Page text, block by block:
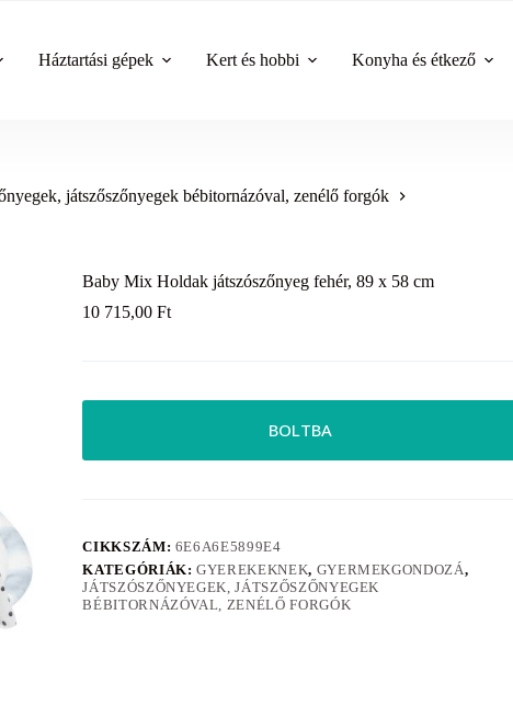
Háztartási gépek Kert és hobbi Konyha és étkező
játszőszőnyegek bébitornázóval, zenélő forgók
Baby Mix Holdak játszószőnyeg fehér, 89 x 58 cm
10 715,00Ft
BOLTBA
CIKKSZÁM: 6E6A6E5899E4
KATEGÓRIÁK:GYEREKEKNEK, GYERMEKGONDOZÁ,
JÁTSZÓSZŐNYEGEK, JÁTSZŐSZŐNYEGEK
BÉBITORNÁZÓVAL, ZENÉLŐ FORGÓK